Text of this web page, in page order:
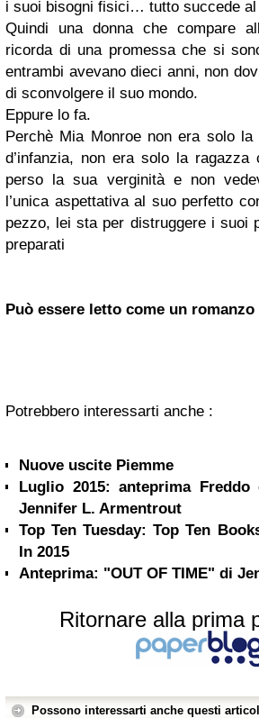
i suoi bisogni fisici… tutto succede al
Quindi una donna che compare
ricorda di una promessa che si
entrambi avevano dieci anni, non
di sconvolgere il suo mondo.
Eppure lo fa.
Perchè Mia Monroe non era solo
d’infanzia, non era solo la ragazza
perso la sua verginità e non
l’unica aspettativa al suo perfetto
pezzo, lei sta per distruggere i suoi
preparati
Può essere letto come un romanzo
Potrebbero interessarti anche :
Nuove uscite Piemme
Luglio 2015: anteprima
Jennifer L. Armentrout
Top Ten Tuesday: Top Ten
In 2015
Anteprima: "OUT OF TIME" di
Ritornare alla prima
Possono interessarti anche questi